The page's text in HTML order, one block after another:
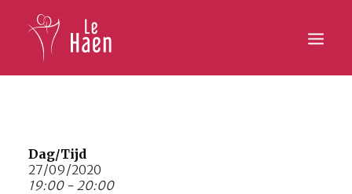
Lesaanbod
Activiteiten
Dag/Tijd
27/09/2020
19:00 - 20:00